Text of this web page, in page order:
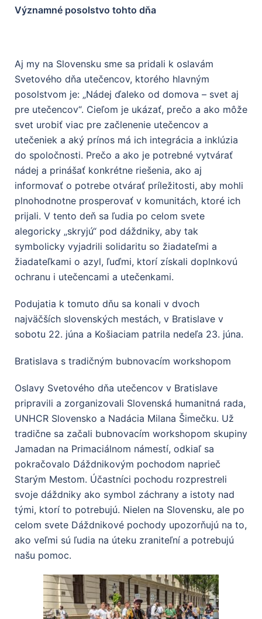
Významné posolstvo tohto dňa
Aj my na Slovensku sme sa pridali k oslavám
Svetového dňa utečencov, ktorého hlavným
posolstvom je: „Nádej ďaleko od domova – svet aj
pre utečencov“. Cieľom je ukázať, prečo a ako môže
svet urobiť viac pre začlenenie utečencov a
utečeniek a aký prínos má ich integrácia a inklúzia
do spoločnosti. Prečo a ako je potrebné vytvárať
nádej a prinášať konkrétne riešenia, ako aj
informovať o potrebe otvárať príležitosti, aby mohli
plnohodnotne prosperovať v komunitách, ktoré ich
prijali. V tento deň sa ľudia po celom svete
alegoricky „skryjú“ pod dáždniky, aby tak
symbolicky vyjadrili solidaritu so žiadateľmi a
žiadateľkami o azyl, ľuďmi, ktorí získali doplnkovú
ochranu i utečencami a utečenkami.
Podujatia k tomuto dňu sa konali v dvoch
najväčších slovenských mestách, v Bratislave v
sobotu 22. júna a Košiaciam patrila nedeľa 23. júna.
Bratislava s tradičným bubnovacím workshopom
Oslavy Svetového dňa utečencov v Bratislave
pripravili a zorganizovali Slovenská humanitná rada,
UNHCR Slovensko a Nadácia Milana Šimečku. Už
tradične sa začali bubnovacím workshopom skupiny
Jamadan na Primaciálnom námestí, odkiaľ sa
pokračovalo Dáždnikovým pochodom naprieč
Starým Mestom. Účastníci pochodu rozprestreli
svoje dáždniky ako symbol záchrany a istoty nad
tými, ktorí to potrebujú. Nielen na Slovensku, ale po
celom svete Dáždnikové pochody upozorňujú na to,
ako veľmi sú ľudia na úteku zraniteľní a potrebujú
našu pomoc.